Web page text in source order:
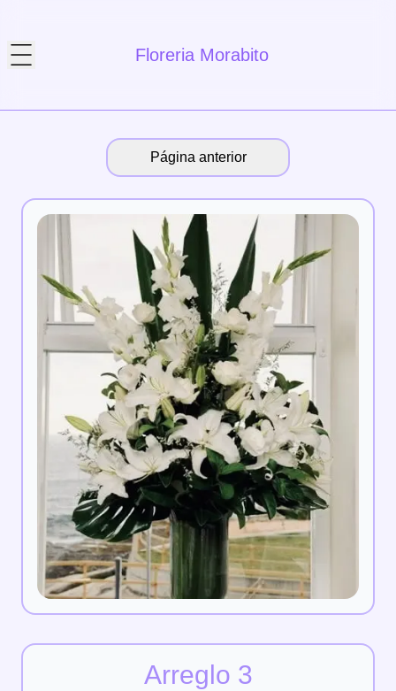
Floreria Morabito
Página anterior
Arreglo 3